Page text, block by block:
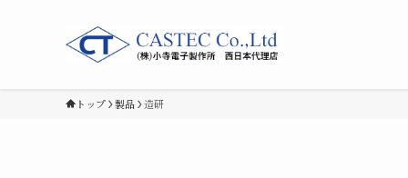
トップ 製品 造研